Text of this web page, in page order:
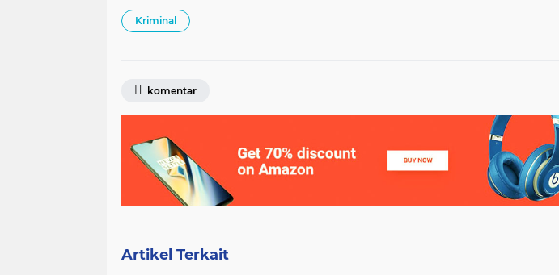
Kriminal
komentar
Artikel Terkait